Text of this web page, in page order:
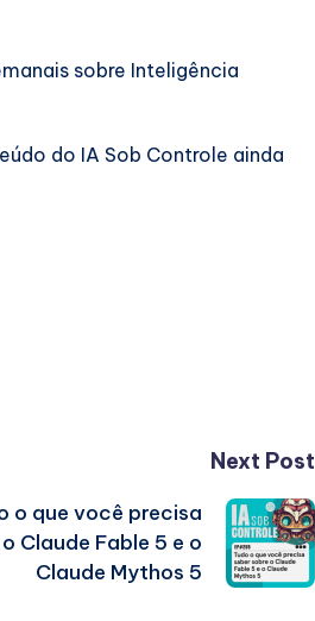
sobre Inteligência
do IA Sob Controle ainda
Next Post
o que você precisa
Claude Fable 5 e o
Claude Mythos 5